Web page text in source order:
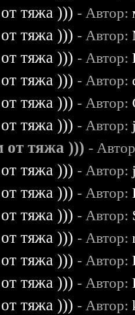
тяжа ))) - Автор:
тяжа ))) - Автор:
тяжа ))) - Автор:
тяжа ))) - Автор:
тяжа ))) - Автор:
тяжа ))) - Автор:
от тяжа ))) -
тяжа ))) - Автор:
тяжа ))) - Автор:
тяжа ))) - Автор:
тяжа ))) - Автор:
тяжа ))) - Автор:
тяжа ))) - Автор:
тяжа ))) - Автор: